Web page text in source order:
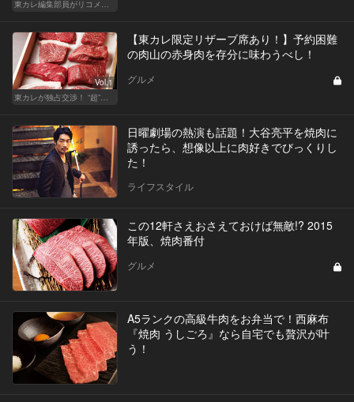
Vol.1
【東カレ限定リザーブ席あり！】予約困難
の肉山の赤身肉を存分に味わうべし！
グルメ
日曜劇場の熱演も話題！大谷亮平を焼肉に
誘ったら、想像以上に肉好きでびっくりし
た！
ライフスタイル
この12軒さえおさえておけば無敵!? 2015
年版、焼肉番付
グルメ
A5ランクの高級牛肉をお弁当で！西麻布
『焼肉 うしごろ』なら自宅でも贅沢が叶
う！